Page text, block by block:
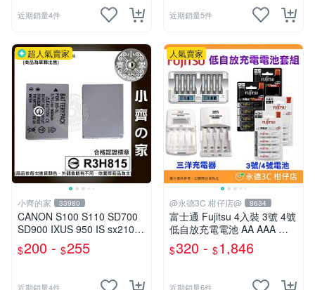
近期銷量4件 近期銷量5件
超人氣賣家
小齊的家 33980
CANON S100 S110 SD700
SD900 IXUS 950 IS sx210,N
B-5L電池 小齊的家
$200 - $255
近期銷量4件
人氣賣家
@永德3C 柑仔店@ 8634
富士通 Fujitsu 4入裝 3號 4號
低自放充電電池 AA AAA 三
號 四號 充電器
$320 - $1,846
近期銷量6件